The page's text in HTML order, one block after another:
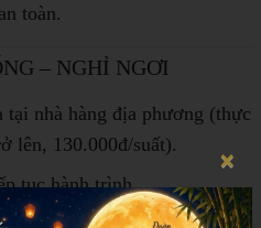
toàn.
– NGHỈ NGƠI
tại nhà hàng địa phương (thực
lên, 130.000đ/suất).
tục hành trình.
×